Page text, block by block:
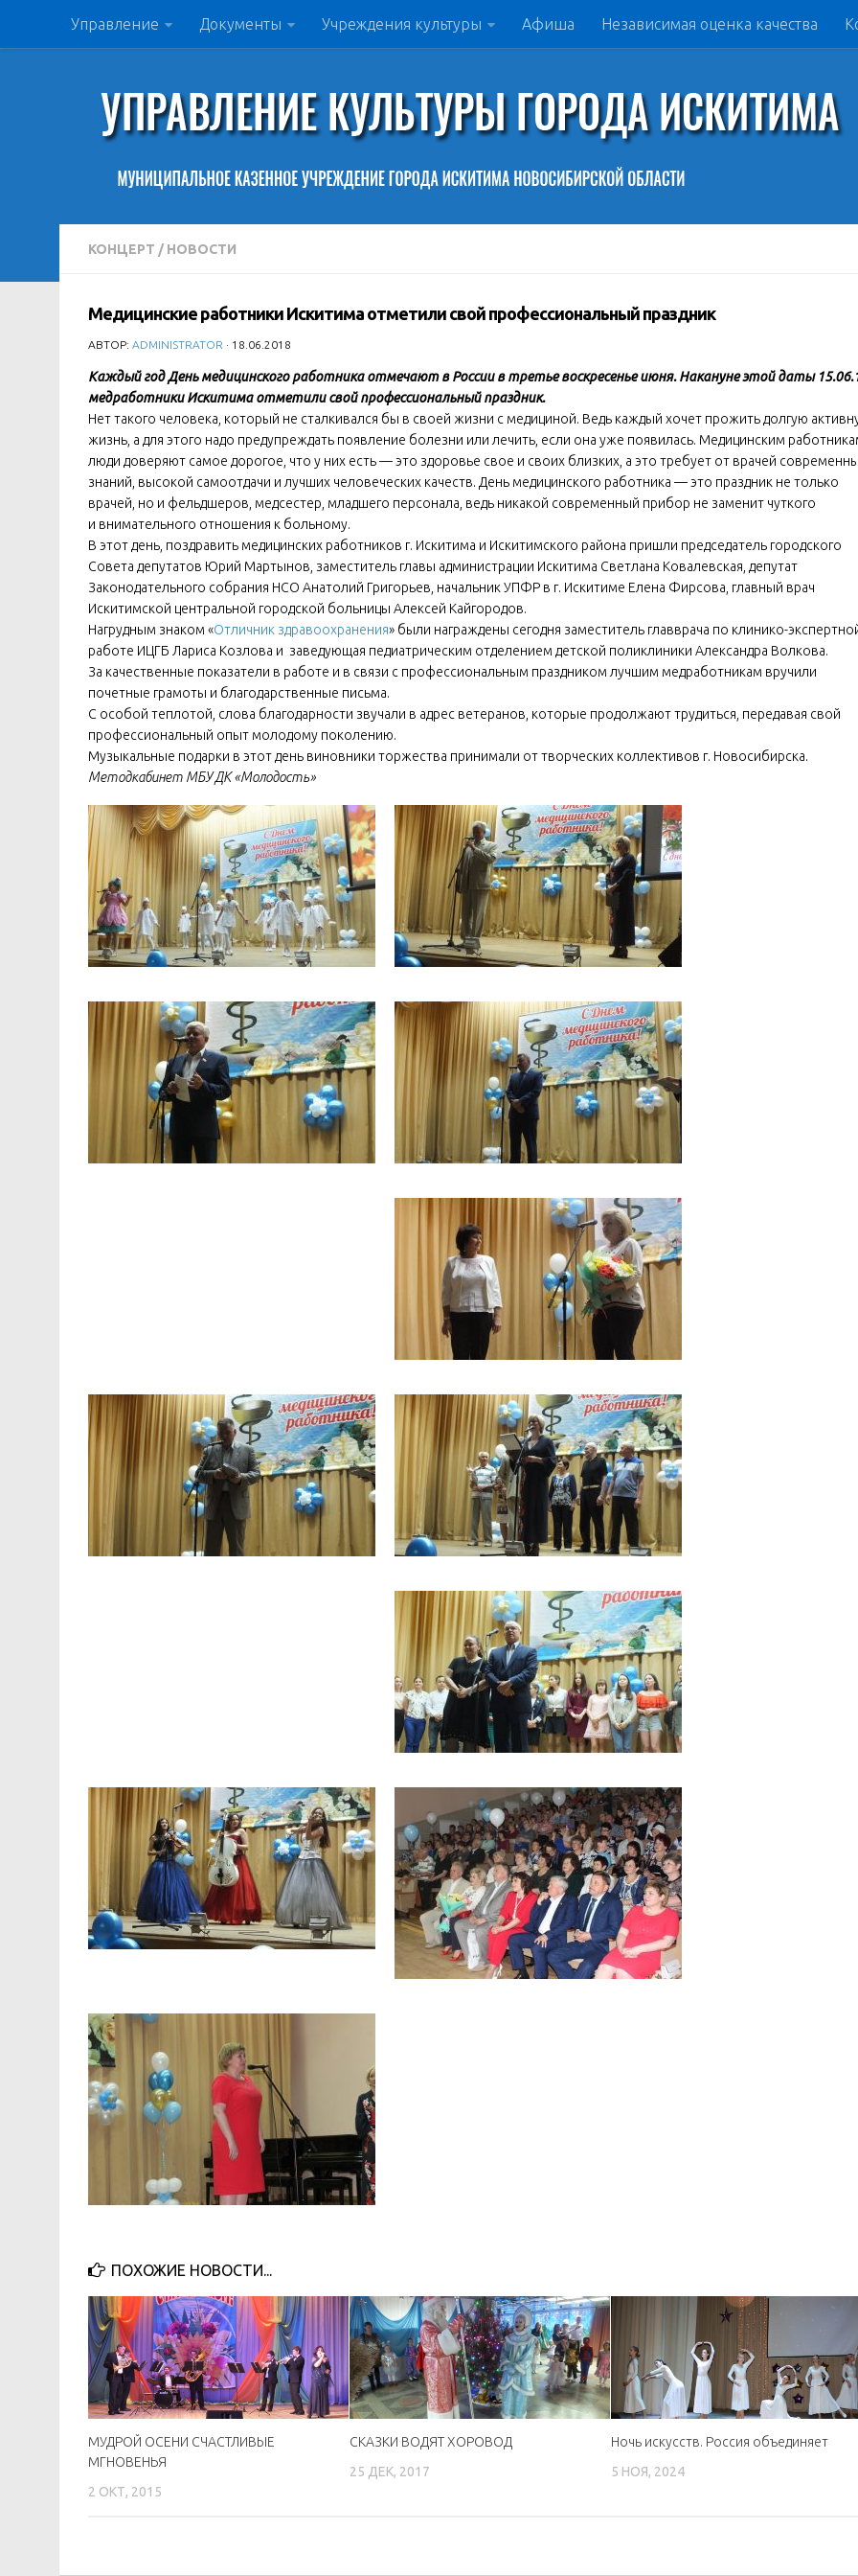
Управление Документы Учреждения культуры Афиша Независимая оценка качества
КОНЦЕРТ / НОВОСТИ
Медицинские работники Искитима отметили свой профессиональный праздник
АВТОР: ADMINISTRATOR · 18.06.2018
Каждый год День медицинского работника отмечают в России в третье воскресенье июня. Накануне этой даты
медработники Искитима отметили свой профессиональный праздник.
Нет такого человека, который не сталкивался бы в своей жизни с медициной. Ведь каждый хочет прожить долгую
жизнь, а для этого надо предупреждать появление болезни или лечить, если она уже появилась. Медицинским
люди доверяют самое дорогое, что у них есть — это здоровье свое и своих близких, а это требует от врачей
знаний, высокой самоотдачи и лучших человеческих качеств. День медицинского работника — это праздник не только
врачей, но и фельдшеров, медсестер, младшего персонала, ведь никакой современный прибор не заменит чуткого
и внимательного отношения к больному.
В этот день, поздравить медицинских работников г. Искитима и Искитимского района пришли председатель городского
Совета депутатов Юрий Мартынов, заместитель главы администрации Искитима Светлана Ковалевская, депутат
Законодательного собрания НСО Анатолий Григорьев, начальник УПФР в г. Искитиме Елена Фирсова, главный врач
Искитимской центральной городской больницы Алексей Кайгородов.
Нагрудным знаком «Отличник здравоохранения» были награждены сегодня заместитель главврача по клинико-
работе ИЦГБ Лариса Козлова и заведующая педиатрическим отделением детской поликлиники Александра Волкова.
За качественные показатели в работе и в связи с профессиональным праздником лучшим медработникам вручили
почетные грамоты и благодарственные письма.
С особой теплотой, слова благодарности звучали в адрес ветеранов, которые продолжают трудиться, передавая свой
профессиональный опыт молодому поколению.
Музыкальные подарки в этот день виновники торжества принимали от творческих коллективов г. Новосибирска.
Методкабинет МБУ ДК «Молодость»
ПОХОЖИЕ НОВОСТИ...
МУДРОЙ ОСЕНИ СЧАСТЛИВЫЕ
МГНОВЕНЬЯ
2 ОКТ, 2015
СКАЗКИ ВОДЯТ ХОРОВОД
25 ДЕК, 2017
Ночь искусств. Россия объединяет
5 НОЯ, 2024